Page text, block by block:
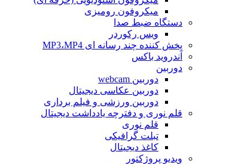
میکروفون رومیزی
دستگاه ضبط صدا
ویس رکوردر
پخش کننده چند رسانه ای MP3،MP4
آندروید باکس
دوربین
دوربین webcam
دوربین عکاسی دیجیتال
دوربین‌ ورزشی و فیلم برداری
قلم نوری و دفترچه یادداشت دیجیتال
قلم نوری
تبلت گرافیکی
کاغذ دیجیتال
ویدیو پروژکتور